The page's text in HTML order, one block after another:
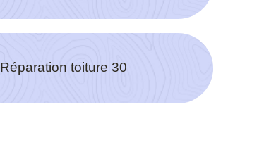
Réparation toiture 30